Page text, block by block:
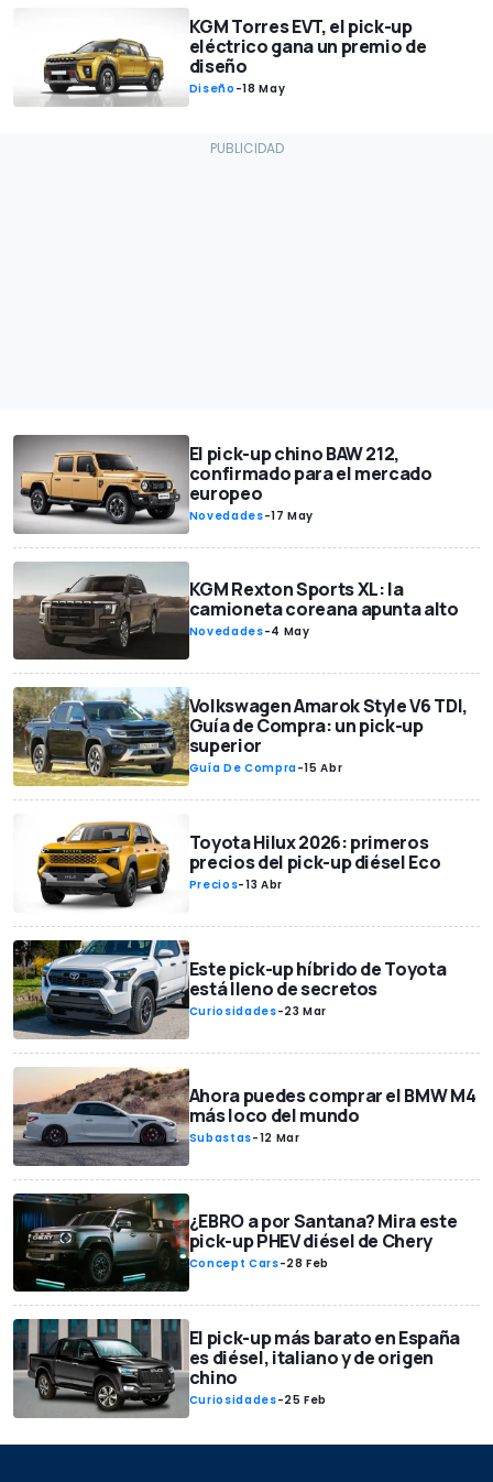
KGM Torres EVT, el pick-up
eléctrico gana un premio de
diseño
Diseño -18 May
El pick-up chino BAW 212,
confirmado para el mercado
europeo
Novedades-17 May
KGM Rexton Sports XL: la
camioneta coreana apunta alto
Novedades-4 May
Volkswagen Amarok Style V6 TDI,
Guía de Compra: un pick-up
superior
Guía De Compra-15 Abr
Toyota Hilux 2026: primeros
precios del pick-up diésel Eco
Precios-13 Abr
Este pick-up híbrido de Toyota
está lleno de secretos
Curiosidades-23 Mar
Ahora puedes comprar el BMW M4
más loco del mundo
Subastas-12 Mar
¿EBRO a por Santana? Mira este
pick-up PHEV diésel de Chery
Concept Cars-28 Feb
El pick-up más barato en España
es diésel, italiano y de origen
chino
Curiosidades-25 Feb